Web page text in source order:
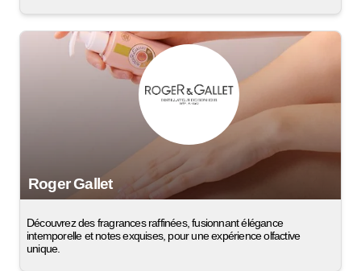
Roger Gallet
Découvrez des fragrances raffinées, fusionnant élégance
intemporelle et notes exquises, pour une expérience olfactive
unique.